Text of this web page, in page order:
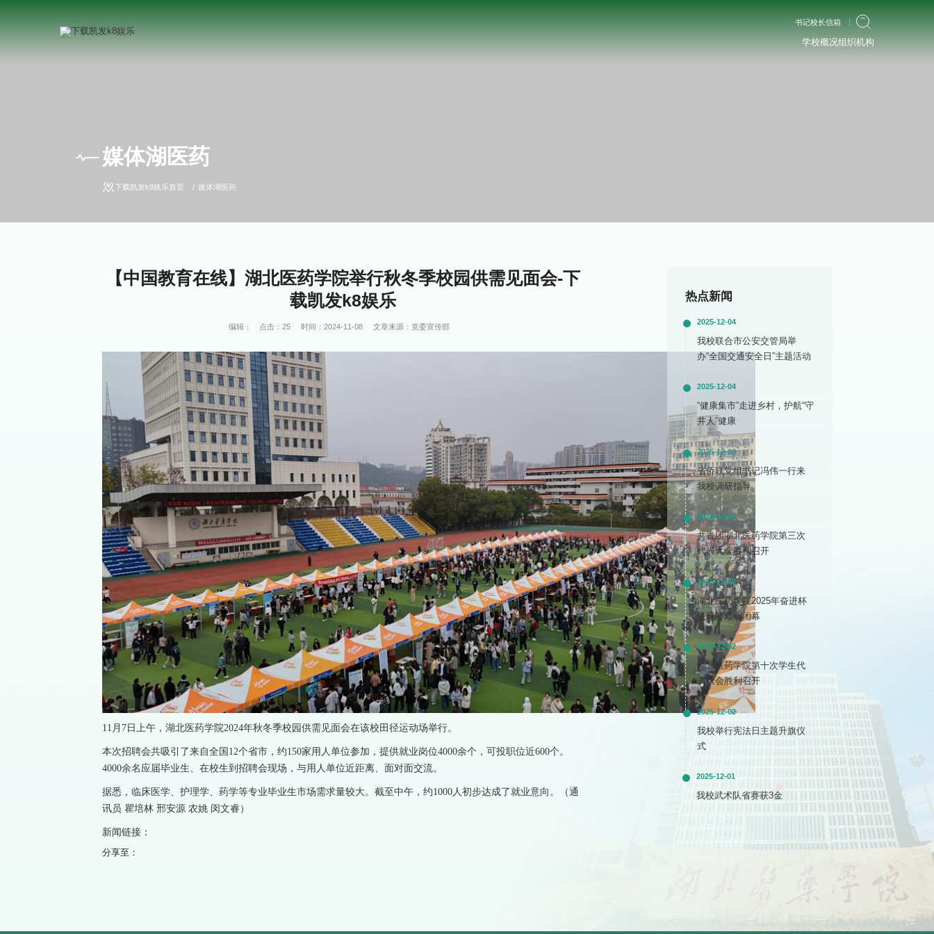
书记校长信箱
学校概况组织机构
媒体湖医药
下载凯发k8娱乐首页 媒体湖医药
【中国教育在线】湖北医药学院举行秋冬季校园供需见面会-下
载凯发k8娱乐
编辑： 点击： 25 时间：2024-11-08 文章来源：党委宣传部
11月7日上午，湖北医药学院2024年秋冬季校园供需见面会在该校田径运动场举行。
本次招聘会共吸引了来自全国12个省市，约150家用人单位参加，提供就业岗位4000余个，可投职位近600个。
4000余名应届毕业生、在校生到招聘会现场，与用人单位近距离、面对面交流。
据悉，临床医学、护理学、药学等专业毕业生市场需求量较大。截至中午，约1000人初步达成了就业意向。（通
讯员 瞿培林 邢安源 农姚 闵文睿）
新闻链接：
分享至：
热点新闻
2025-12-04
我校联合市公安交管局举
办“全国交通安全日”主题活动
2025-12-04
“健康集市”走进乡村，护航“守
井人”健康
2025-12-03
省侨联党组书记冯伟一行来
我校调研指导
2025-12-02
共青团湖北医药学院第三次
代表大会胜利召开
2025-12-02
湖北医药学院2025年奋进杯
足球赛顺利闭幕
2025-12-02
湖北医药学院第十次学生代
表大会胜利召开
2025-12-02
我校举行宪法日主题升旗仪
式
2025-12-01
我校武术队省赛获3金